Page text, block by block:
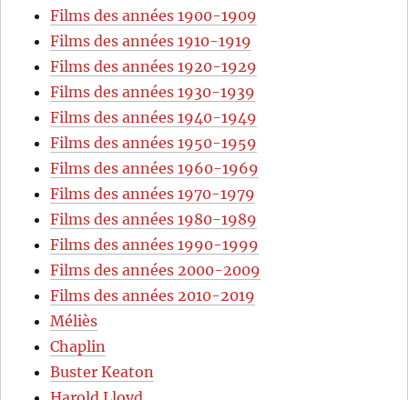
Films des années 1900-1909
Films des années 1910-1919
Films des années 1920-1929
Films des années 1930-1939
Films des années 1940-1949
Films des années 1950-1959
Films des années 1960-1969
Films des années 1970-1979
Films des années 1980-1989
Films des années 1990-1999
Films des années 2000-2009
Films des années 2010-2019
Méliès
Chaplin
Buster Keaton